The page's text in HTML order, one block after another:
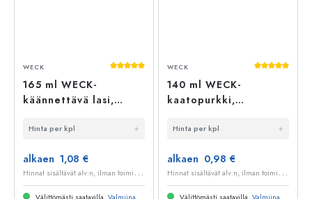
Keskimääräinen arvosana 5 5 tähdestä
WECK
165 ml WECK-
käännettävä lasi,
reuna
Hinta per kpl
alkaen 1,08 €
H
innat sisältävät alv:n, ilman toimituskuluja
WECK
140 ml WECK-
kaatopurkki,
reuna
Hinta per kpl
alkaen 0,98 €
H
innat sisältävät alv:n, ilman toimituskuluja